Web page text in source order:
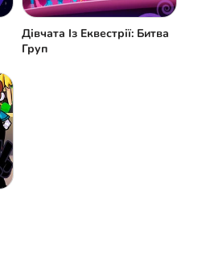
Дівчата Із Еквестрії: Битва
Груп